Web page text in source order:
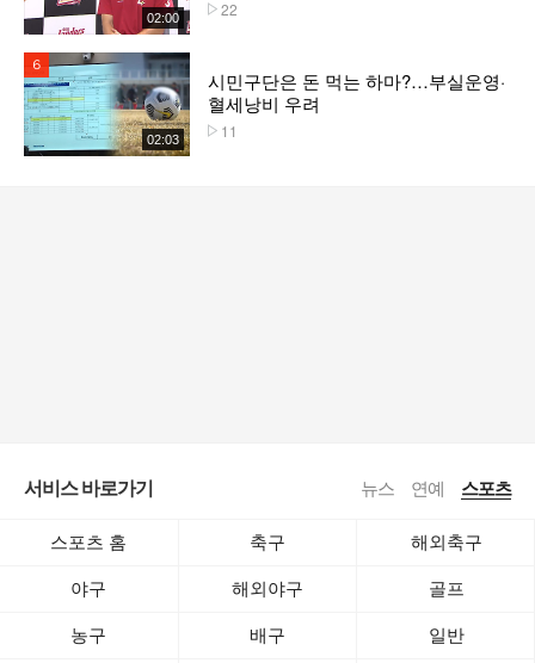
02:00 22
02:03
시민구단은 돈 먹는 하마?…부실운영·
혈세낭비 우려
11
서비스 바로가기 뉴스 연예 스포츠
스포츠 홈 축구 해외축구
야구 해외야구 골프
농구 배구 일반